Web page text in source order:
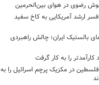
رضوی در هوای بین‌الحرمین
ارشد آمریکایی به کاخ سفید
بالستیک ایران؛ چالش راهبردی
کارآمدتر را به کار گرفت
در مکزیک پرچم اسرائیل را به